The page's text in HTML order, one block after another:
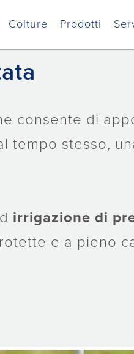
Colture Prodotti
consente di
tempo stesso,
irrigazione di
e a pieno